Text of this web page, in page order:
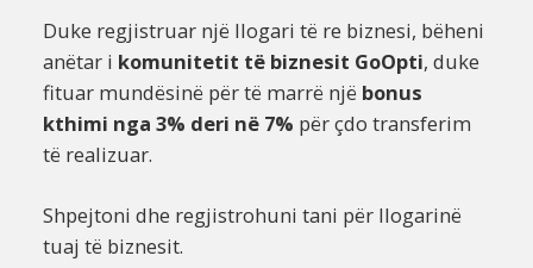
Duke regjistruar një llogari të re biznesi, bëheni
anëtar i komunitetit të biznesit GoOpti, duke
fituar mundësinë për të marrë një bonus
kthimi nga 3% deri në 7% për çdo transferim
të realizuar.
Shpejtoni dhe regjistrohuni tani për llogarinë
tuaj të biznesit.